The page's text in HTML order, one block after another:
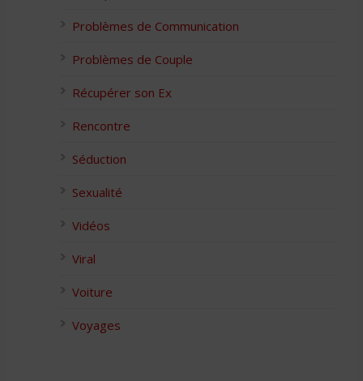
Problèmes de Communication
Problèmes de Couple
Récupérer son Ex
Rencontre
Séduction
Sexualité
Vidéos
Viral
Voiture
Voyages